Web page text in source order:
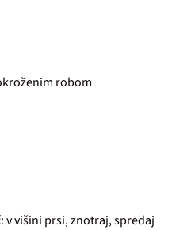
robom
v višini prsi, znotraj, spredaj